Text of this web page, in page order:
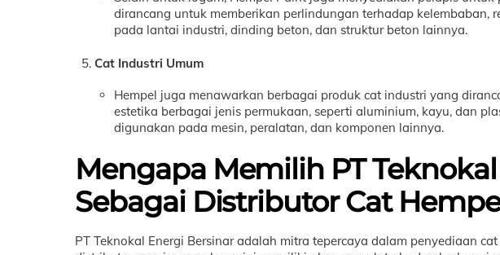
dirancang untuk memberikan perlindungan terhadap kelembaban,
pada lantai industri, dinding beton, dan struktur beton lainnya.
Cat Industri Umum
Hempel juga menawarkan berbagai produk cat industri yang
estetika berbagai jenis permukaan, seperti aluminium, kayu, dan
digunakan pada mesin, peralatan, dan komponen lainnya.
Mengapa Memilih PT
Sebagai Distributor Cat
PT Teknokal Energi Bersinar adalah mitra tepercaya dalam penyediaan